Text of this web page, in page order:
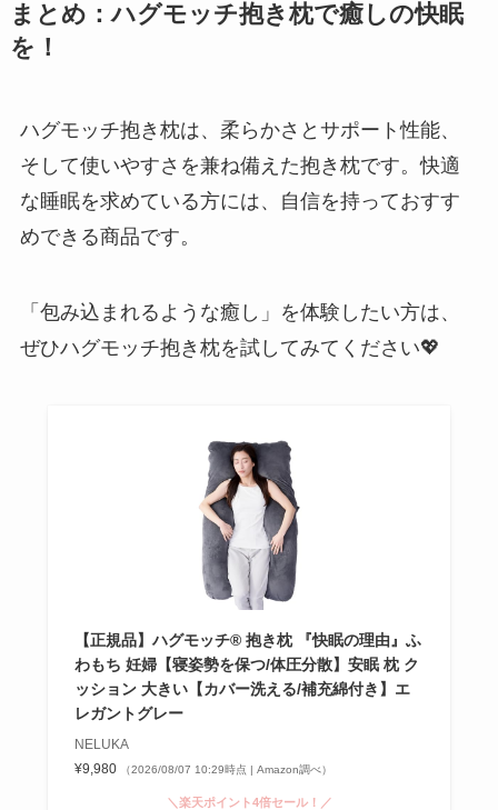
まとめ：ハグモッチ抱き枕で癒しの快眠
を！
ハグモッチ抱き枕は、柔らかさとサポート性能、
そして使いやすさを兼ね備えた抱き枕です。快適
な睡眠を求めている方には、自信を持っておすす
めできる商品です。
「包み込まれるような癒し」を体験したい方は、
ぜひハグモッチ抱き枕を試してみてください💖
【正規品】ハグモッチ® 抱き枕 『快眠の理由』ふ
わもち 妊婦【寝姿勢を保つ/体圧分散】安眠 枕 ク
ッション 大きい【カバー洗える/補充綿付き】エ
レガントグレー
NELUKA
¥9,980
（2026/08/07 10:29時点 | Amazon調べ）
＼楽天ポイント4倍セール！／